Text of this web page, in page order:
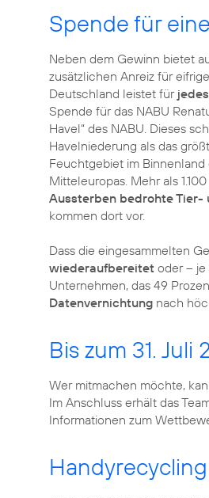
Spende für
Neben dem Gewinn bietet
zusätzlichen Anreiz für
Deutschland leistet für
Spende für das NABU
Havel“ des NABU. Dieses
Havelniederung als das
Feuchtgebiet im
Mitteleuropas. Mehr als
Aussterben bedrohte Tier-
kommen dort vor.
Dass die eingesammelten
wiederaufbereitet oder –
Unternehmen, das 49
Datenvernichtung nach
Bis zum 31.
Wer mitmachen möchte,
Im Anschluss erhält das
Informationen zum